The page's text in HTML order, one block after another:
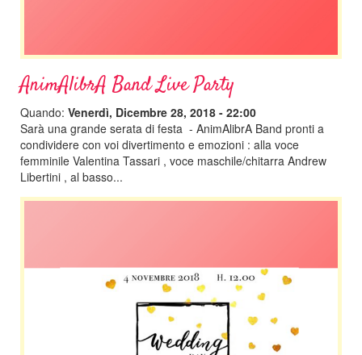
AnimAlibrA Band Live Party
Quando: Venerdì, Dicembre 28, 2018 - 22:00
Sarà una grande serata di festa - AnimAlibrA Band pronti a
condividere con voi divertimento e emozioni : alla voce
femminile Valentina Tassari , voce maschile/chitarra Andrew
Libertini , al basso...